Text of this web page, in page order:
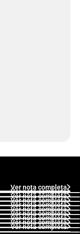
Ver nota completa
Ver nota completa
Ver nota completa
Ver nota completa
Ver nota completa
Ver nota completa
Ver nota completa
Ver nota completa
Ver nota completa
Ver nota completa